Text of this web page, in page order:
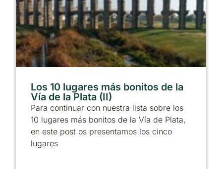
Los 10 lugares más bonitos de la
Vía de la Plata (II)
Para continuar con nuestra lista sobre los
10 lugares más bonitos de la Vía de Plata,
en este post os presentamos los cinco
lugares